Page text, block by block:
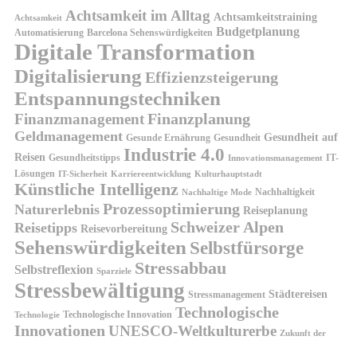
Achtsamkeit Achtsamkeit im Alltag Achtsamkeitstraining
Automatisierung Barcelona Sehenswürdigkeiten Budgetplanung
Digitale Transformation
Digitalisierung Effizienzsteigerung
Entspannungstechniken
FinanzmanagementFinanzplanung
Geldmanagement Gesunde Ernährung Gesundheit Gesundheit auf
Reisen Gesundheitstipps Industrie 4.0 Innovationsmanagement IT-
Lösungen IT-Sicherheit Karriereentwicklung Kulturhauptstadt
Künstliche Intelligenz Nachhaltige Mode Nachhaltigkeit
Naturerlebnis Prozessoptimierung Reiseplanung
Reisetipps Reisevorbereitung Schweizer Alpen
Sehenswürdigkeiten Selbstfürsorge
Selbstreflexion Sparziele Stressabbau
Stressbewältigung Stressmanagement Städtereisen
Technologie Technologische Innovation Technologische
Innovationen UNESCO-Weltkulturerbe Zukunft der